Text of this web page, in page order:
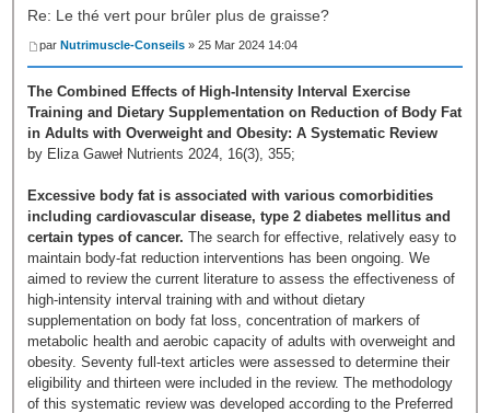
Re: Le thé vert pour brûler plus de graisse?
parNutrimuscle-Conseils » 25 Mar 2024 14:04
The Combined Effects of High-Intensity Interval Exercise
Training and Dietary Supplementation on Reduction of Body Fat
in Adults with Overweight and Obesity: A Systematic Review
by Eliza Gaweł Nutrients 2024, 16(3), 355;
Excessive body fat is associated with various comorbidities
including cardiovascular disease, type 2 diabetes mellitus and
certain types of cancer. The search for effective, relatively easy to
maintain body-fat reduction interventions has been ongoing. We
aimed to review the current literature to assess the effectiveness of
high-intensity interval training with and without dietary
supplementation on body fat loss, concentration of markers of
metabolic health and aerobic capacity of adults with overweight and
obesity. Seventy full-text articles were assessed to determine their
eligibility and thirteen were included in the review. The methodology
of this systematic review was developed according to the Preferred